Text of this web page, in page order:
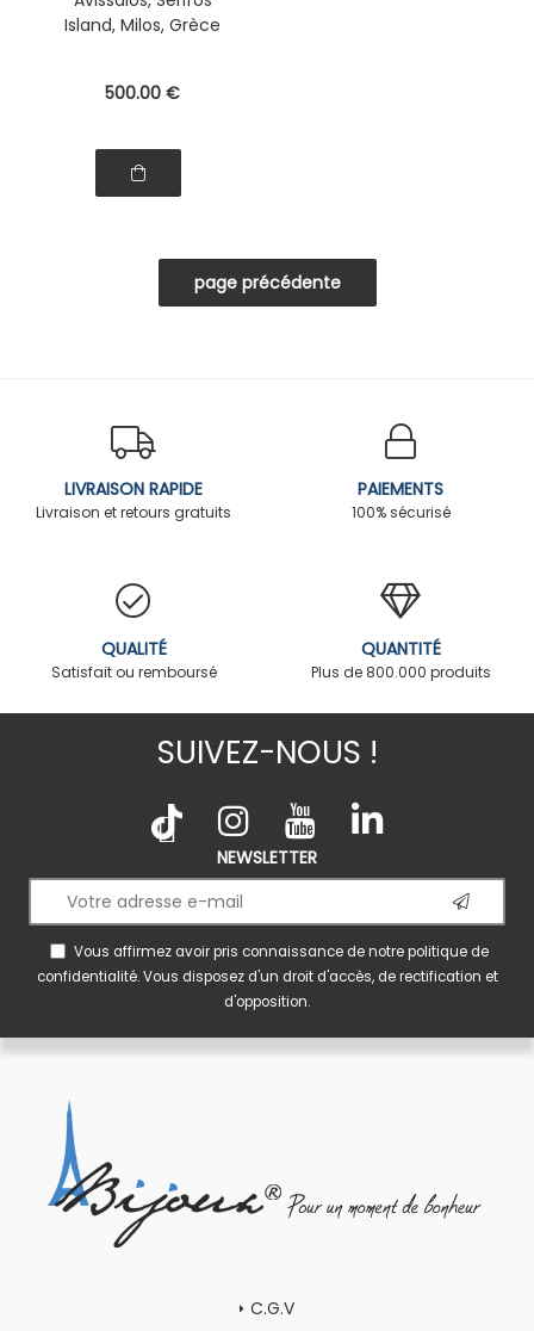
Island, Milos, Grèce
500.00 €
LIVRAISON RAPIDE
Livraison et retours gratuits
PAIEMENTS
100% sécurisé
QUALITÉ
Satisfait ou remboursé
QUANTITÉ
Plus de 800.000 produits
SUIVEZ-NOUS !
NEWSLETTER
Vous affirmez avoir pris connaissance de notrepolitique de
confidentialité. Vous disposez d'un droit d'accès, de rectification et
d'opposition.
C.G.V